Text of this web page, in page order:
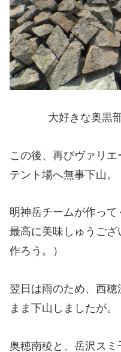
大好きな奥黒
この後、再びヴァリ
テント場へ無事下山。
明神岳チームが作っ
最高に美味しゅうご
作ろう。）
翌日は雨のため、西
まま下山しましたが。
奥穂南稜と、岳沢スミ